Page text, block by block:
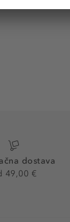
dostava
49,00 €